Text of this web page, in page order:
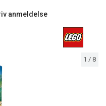
1 / 8
anmeldelse